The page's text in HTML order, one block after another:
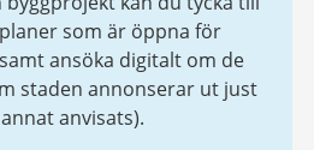
som är öppna för
ansöka digitalt om de
staden annonserar ut just
anvisats).